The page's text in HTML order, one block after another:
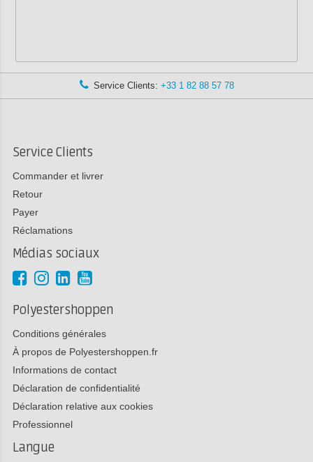
Service Clients: +33 1 82 88 57 78
Service Clients
Commander et livrer
Retour
Payer
Réclamations
Médias sociaux
Polyestershoppen
Conditions générales
À propos de Polyestershoppen.fr
Informations de contact
Déclaration de confidentialité
Déclaration relative aux cookies
Professionnel
Langue